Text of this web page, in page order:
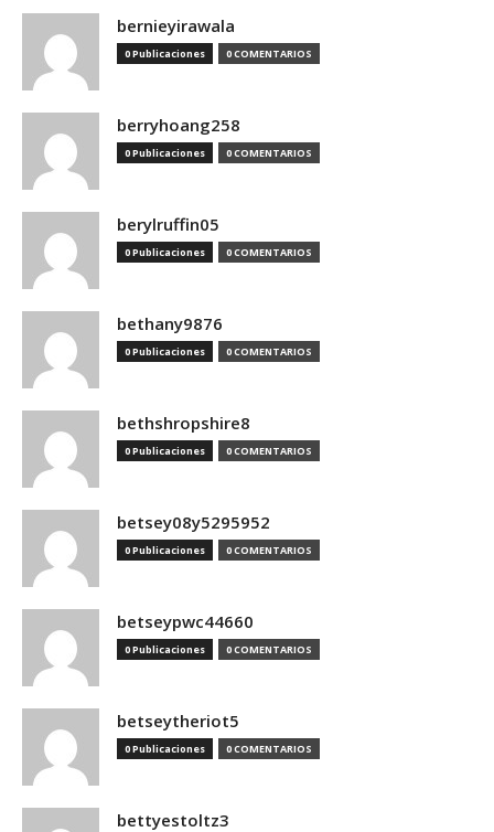
bernieyirawala
0 Publicaciones 0 COMENTARIOS
berryhoang258
0 Publicaciones 0 COMENTARIOS
berylruffin05
0 Publicaciones 0 COMENTARIOS
bethany9876
0 Publicaciones 0 COMENTARIOS
bethshropshire8
0 Publicaciones 0 COMENTARIOS
betsey08y5295952
0 Publicaciones 0 COMENTARIOS
betseypwc44660
0 Publicaciones 0 COMENTARIOS
betseytheriot5
0 Publicaciones 0 COMENTARIOS
bettyestoltz3